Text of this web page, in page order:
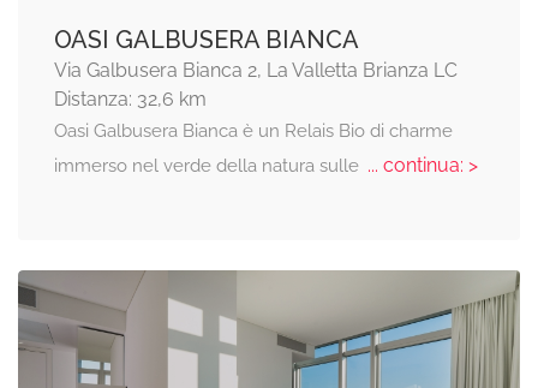
OASI GALBUSERA BIANCA
Via Galbusera Bianca 2, La Valletta Brianza LC
Distanza: 32,6 km
Oasi Galbusera Bianca è un Relais Bio di charme
immerso nel verde della natura sulle... continua: >